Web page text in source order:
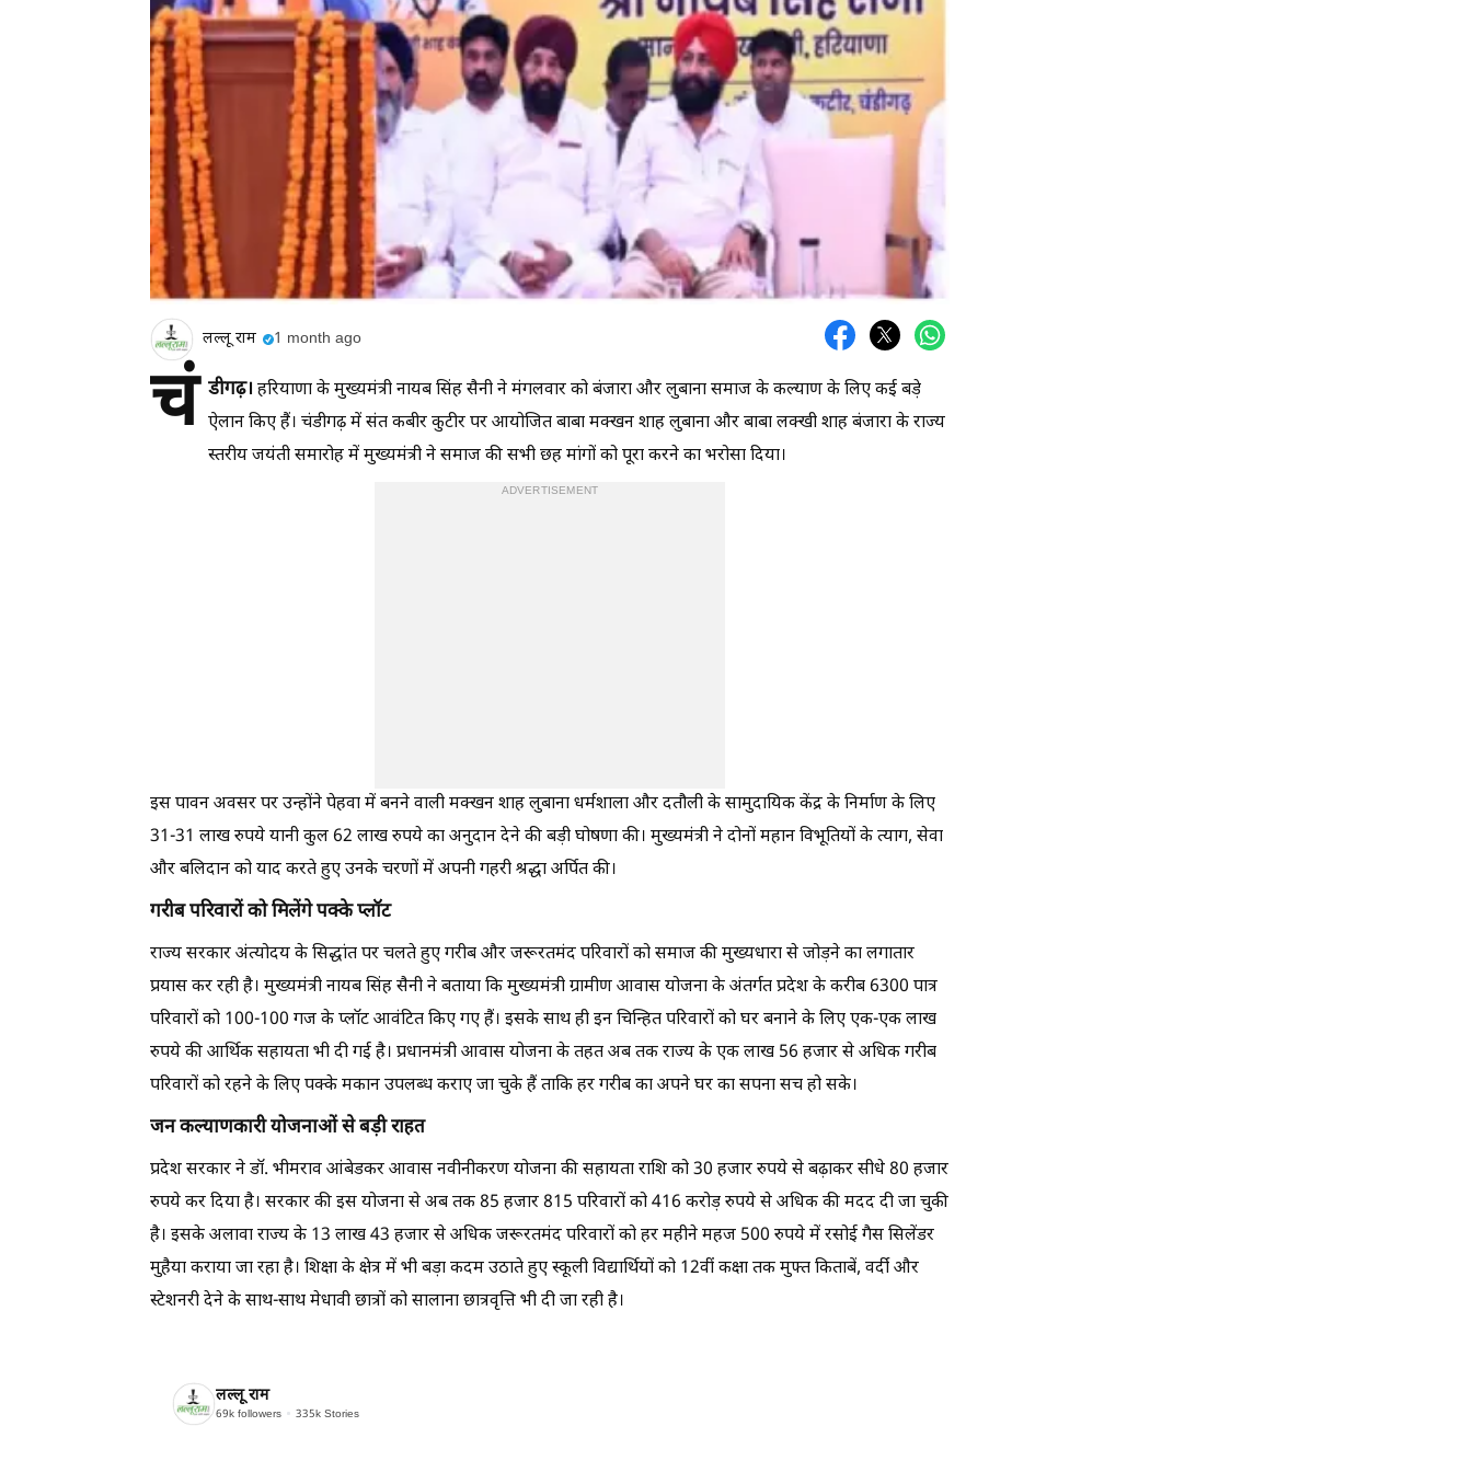
लल्लू राम 1 month ago
चं डीगढ़। हरियाणा के मुख्यमंत्री नायब सिंह सैनी ने मंगलवार को बंजारा और लुबाना समाज के कल्याण के लिए कई बड़े
ऐलान किए हैं। चंडीगढ़ में संत कबीर कुटीर पर आयोजित बाबा मक्खन शाह लुबाना और बाबा लक्खी शाह बंजारा के राज्य
स्तरीय जयंती समारोह में मुख्यमंत्री ने समाज की सभी छह मांगों को पूरा करने का भरोसा दिया।
ADVERTISEMENT
इस पावन अवसर पर उन्होंने पेहवा में बनने वाली मक्खन शाह लुबाना धर्मशाला और दतौली के सामुदायिक केंद्र के निर्माण के लिए
31-31 लाख रुपये यानी कुल 62 लाख रुपये का अनुदान देने की बड़ी घोषणा की। मुख्यमंत्री ने दोनों महान विभूतियों के त्याग, सेवा
और बलिदान को याद करते हुए उनके चरणों में अपनी गहरी श्रद्धा अर्पित की।
गरीब परिवारों को मिलेंगे पक्के प्लॉट
राज्य सरकार अंत्योदय के सिद्धांत पर चलते हुए गरीब और जरूरतमंद परिवारों को समाज की मुख्यधारा से जोड़ने का लगातार
प्रयास कर रही है। मुख्यमंत्री नायब सिंह सैनी ने बताया कि मुख्यमंत्री ग्रामीण आवास योजना के अंतर्गत प्रदेश के करीब 6300 पात्र
परिवारों को 100-100 गज के प्लॉट आवंटित किए गए हैं। इसके साथ ही इन चिन्हित परिवारों को घर बनाने के लिए एक-एक लाख
रुपये की आर्थिक सहायता भी दी गई है। प्रधानमंत्री आवास योजना के तहत अब तक राज्य के एक लाख 56 हजार से अधिक गरीब
परिवारों को रहने के लिए पक्के मकान उपलब्ध कराए जा चुके हैं ताकि हर गरीब का अपने घर का सपना सच हो सके।
जन कल्याणकारी योजनाओं से बड़ी राहत
प्रदेश सरकार ने डॉ. भीमराव आंबेडकर आवास नवीनीकरण योजना की सहायता राशि को 30 हजार रुपये से बढ़ाकर सीधे 80 हजार
रुपये कर दिया है। सरकार की इस योजना से अब तक 85 हजार 815 परिवारों को 416 करोड़ रुपये से अधिक की मदद दी जा चुकी
है। इसके अलावा राज्य के 13 लाख 43 हजार से अधिक जरूरतमंद परिवारों को हर महीने महज 500 रुपये में रसोई गैस सिलेंडर
मुहैया कराया जा रहा है। शिक्षा के क्षेत्र में भी बड़ा कदम उठाते हुए स्कूली विद्यार्थियों को 12वीं कक्षा तक मुफ्त किताबें, वर्दी और
स्टेशनरी देने के साथ-साथ मेधावी छात्रों को सालाना छात्रवृत्ति भी दी जा रही है।
लल्लू राम
69k followers 335k Stories